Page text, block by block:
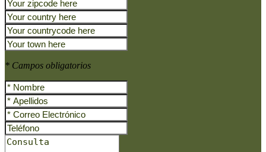
* Campos obligatorios